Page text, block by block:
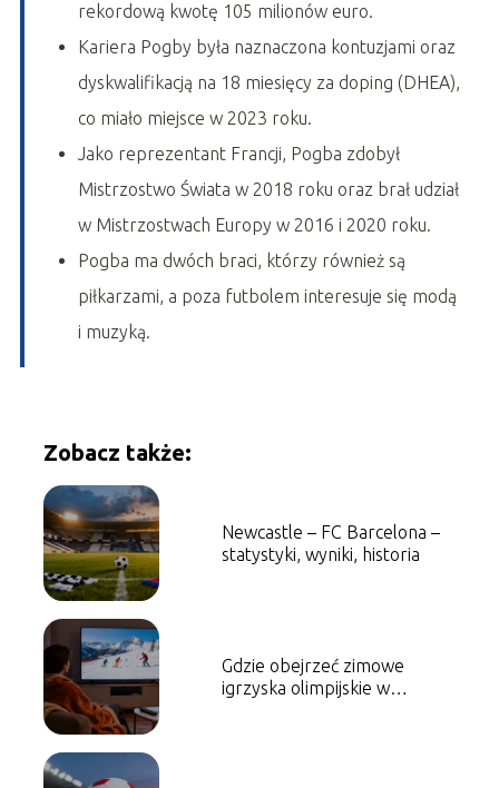
rekordową kwotę 105 milionów euro.
Kariera Pogby była naznaczona kontuzjami oraz
dyskwalifikacją na 18 miesięcy za doping (DHEA),
co miało miejsce w 2023 roku.
Jako reprezentant Francji, Pogba zdobył
Mistrzostwo Świata w 2018 roku oraz brał udział
w Mistrzostwach Europy w 2016 i 2020 roku.
Pogba ma dwóch braci, którzy również są
piłkarzami, a poza futbolem interesuje się modą
i muzyką.
Zobacz także:
Newcastle – FC Barcelona –
statystyki, wyniki, historia
Gdzie obejrzeć zimowe
igrzyska olimpijskie w